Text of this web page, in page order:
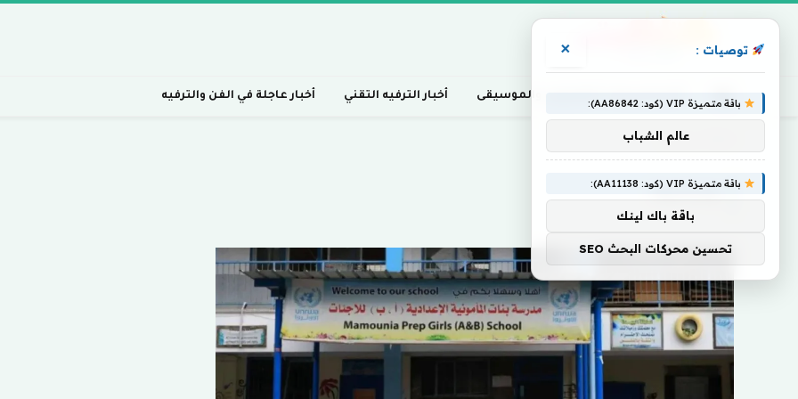
أخبار السينما، التلفزيون، والموسيقى أخبار الترفيه التقني أخبار عاجلة في الفن والترفيه
ومبانيها
ومبانيها
توصيات : ×
باقة متميزة VIP (كود: AA86842):
عالم الشباب
باقة متميزة VIP (كود: AA11138):
باقة باك لينك
تحسين محركات البحث SEO